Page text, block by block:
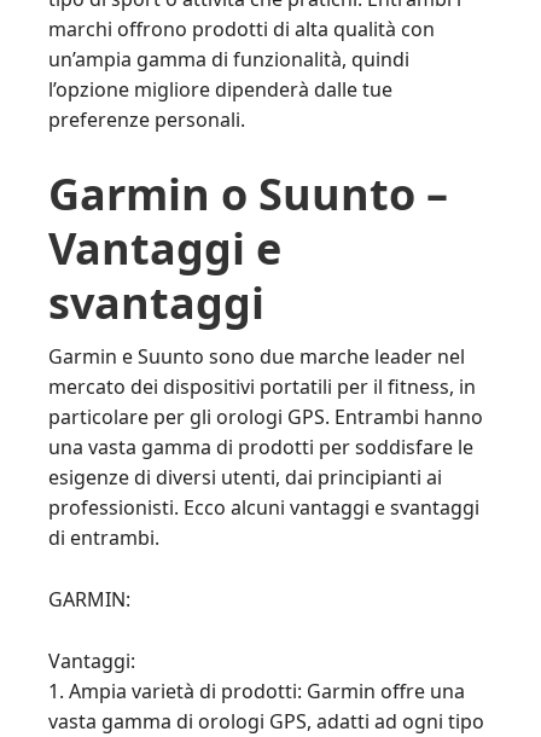
marchi offrono prodotti di alta qualità con
un’ampia gamma di funzionalità, quindi
l’opzione migliore dipenderà dalle tue
preferenze personali.
Garmin o Suunto –
Vantaggi e
svantaggi
Garmin e Suunto sono due marche leader nel
mercato dei dispositivi portatili per il fitness, in
particolare per gli orologi GPS. Entrambi hanno
una vasta gamma di prodotti per soddisfare le
esigenze di diversi utenti, dai principianti ai
professionisti. Ecco alcuni vantaggi e svantaggi
di entrambi.
GARMIN:
Vantaggi:
1. Ampia varietà di prodotti: Garmin offre una
vasta gamma di orologi GPS, adatti ad ogni tipo